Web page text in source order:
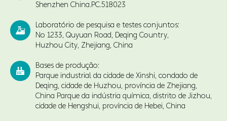
Shenzhen China.PC.518023

Laboratório de pesquisa e testes conjuntos:
No 1233, Quyuan Road, Deqing Country,
Huzhou City, Zhejiang, China

Bases de produção:
Parque industrial da cidade de Xinshi, condado de
Deqing, cidade de Huzhou, província de Zhejiang,
China Parque da indústria química, distrito de Jizhou,
cidade de Hengshui, província de Hebei, China